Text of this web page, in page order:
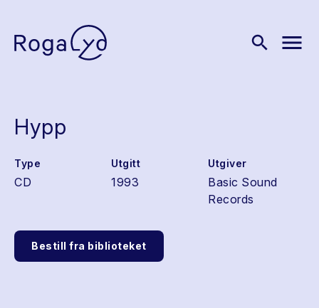
search menu
Hypp
Type
CD
Utgitt
1993
Utgiver
Basic Sound
Records
Bestill fra biblioteket